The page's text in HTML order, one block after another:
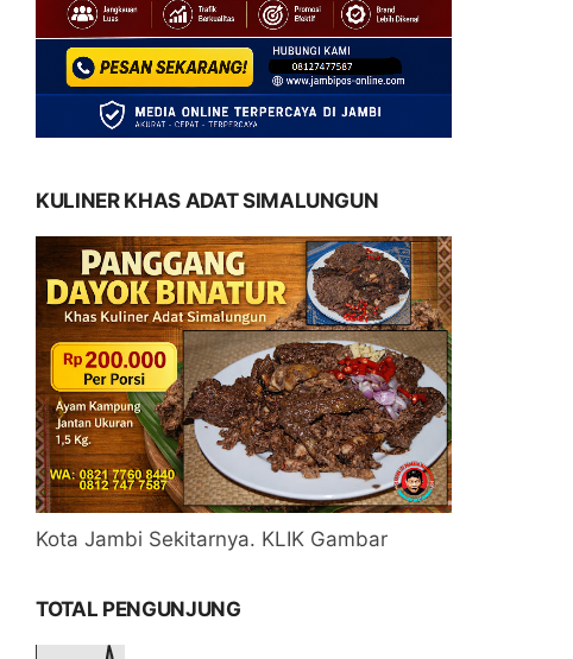
KULINER KHAS ADAT SIMALUNGUN
Kota Jambi Sekitarnya. KLIK Gambar
TOTAL PENGUNJUNG